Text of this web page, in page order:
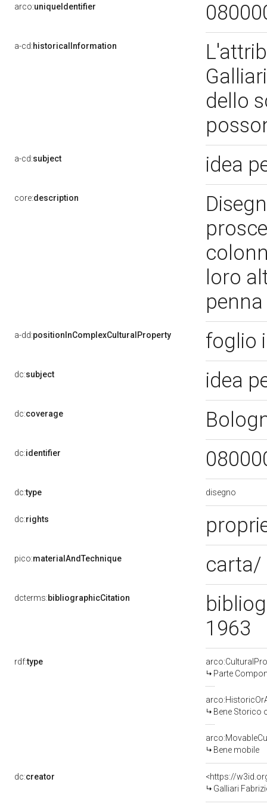
arco:uniqueIdentifier
a-cd:historicalInformation
dello
a-cd:subject idea
core:description
loro
a-dd:positionInComplexCulturalProperty foglio
dc:subject idea
dc:coverage
dc:identifier
dc:type disegno
dc:rights
pico:materialAndTechnique carta/
dcterms:bibliographicCitation
1963
rdf:type
Parte
Bene Storico
Bene mobile
dc:creator
<https://
Galliari